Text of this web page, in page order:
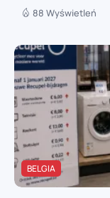
88 Wyświetleń
BELGIA